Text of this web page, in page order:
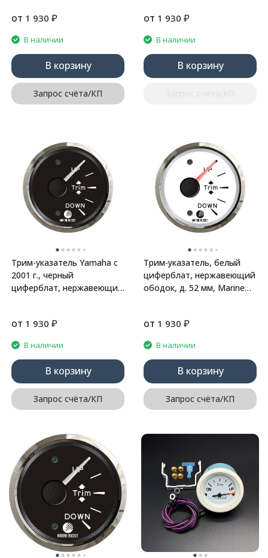
от 1 930 ₽
В наличии
В корзину
Запрос счёта/КП
от 1 930 ₽
В наличии
В корзину
Трим-указатель Yamaha с
2001 г., черный
циферблат, нержавеющий
от 1 930 ₽
В наличии
В корзину
Запрос счёта/КП
Трим-указатель, белый
циферблат, нержавеющий
ободок, д. 52 мм, Marine
от 1 930 ₽
В наличии
В корзину
Запрос счёта/КП